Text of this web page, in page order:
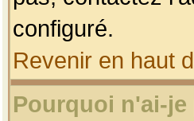
configuré.
Revenir en haut
Pourquoi n'ai-